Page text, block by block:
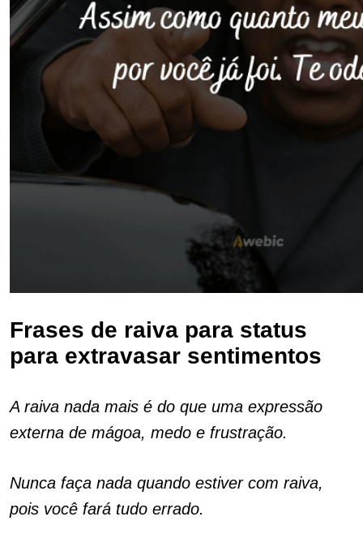
Frases de raiva para status
para extravasar sentimentos
A raiva nada mais é do que uma expressão
externa de mágoa, medo e frustração.
Nunca faça nada quando estiver com raiva,
pois você fará tudo errado.